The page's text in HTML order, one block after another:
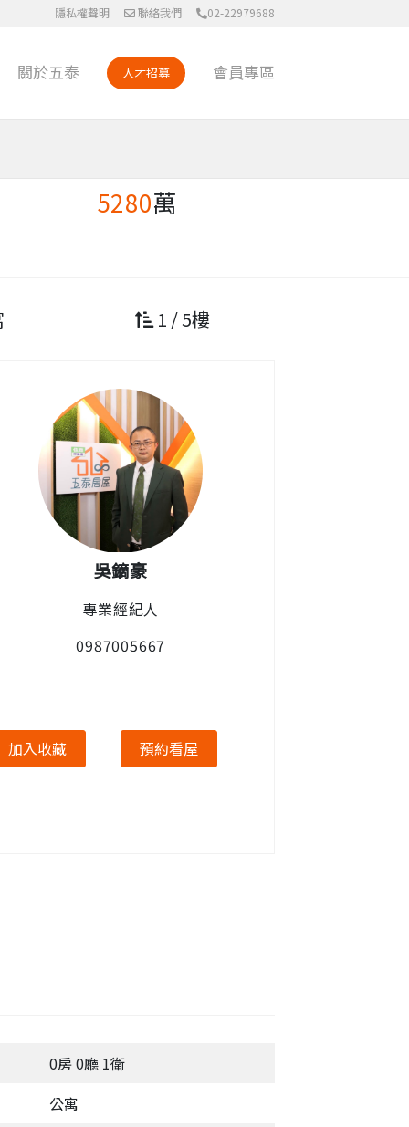
02-22979688
聯絡我們
隱私權聲明
會員專區
人才招募
關於五泰
5280萬
1 / 5樓
吳鏑豪
專業經紀人
0987005667
加入收藏 預約看屋
0房 0廳 1衛
公寓